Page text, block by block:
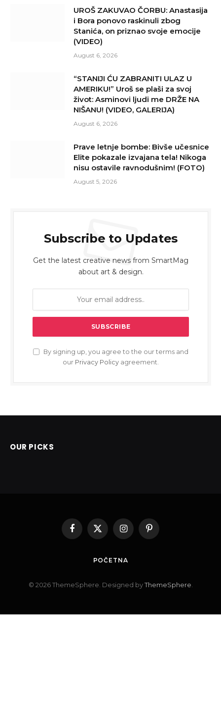
UROŠ ZAKUVAO ČORBU: Anastasija
i Bora ponovo raskinuli zbog
Stanića, on priznao svoje emocije
(VIDEO)
August 6, 2026
“STANIJI ĆU ZABRANITI ULAZ U
AMERIKU!” Uroš se plaši za svoj
život: Asminovi ljudi me DRŽE NA
NIŠANU! (VIDEO, GALERIJA)
August 6, 2026
Prave letnje bombe: Bivše učesnice
Elite pokazale izvajana tela! Nikoga
nisu ostavile ravnodušnim! (FOTO)
August 5, 2026
Subscribe to Updates
Get the latest creative news from SmartMag
about art & design.
By signing up, you agree to the our terms and
our Privacy Policy agreement.
OUR PICKS
Facebook
X
(Twitter)
InstagramPinterest
POČETNA
© 2026 ThemeSphere. Designed byThemeSphere